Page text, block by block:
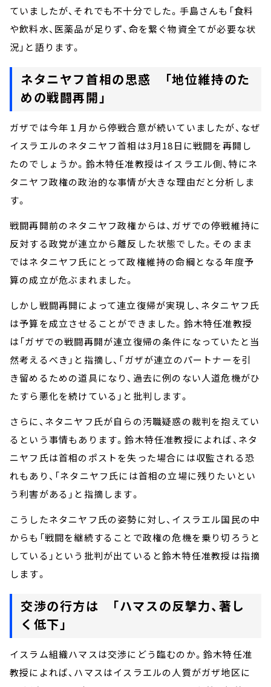
ていましたが、それでも不十分でした。手島さんも「食料
や飲料水、医薬品が足りず、命を繋ぐ物資全てが必要な状
況」と語ります。
ネタニヤフ首相の思惑 「地位維持のた
めの戦闘再開」
ガザでは今年１月から停戦合意が続いていましたが、なぜ
イスラエルのネタニヤフ首相は3月18日に戦闘を再開し
たのでしょうか。鈴木特任准教授はイスラエル側、特にネ
タニヤフ政権の政治的な事情が大きな理由だと分析しま
す。
戦闘再開前のネタニヤフ政権からは、ガザでの停戦維持に
反対する政党が連立から離反した状態でした。そのまま
ではネタニヤフ氏にとって政権維持の命綱となる年度予
算の成立が危ぶまれました。
しかし戦闘再開によって連立復帰が実現し、ネタニヤフ氏
は予算を成立させることができました。鈴木特任准教授
は「ガザでの戦闘再開が連立復帰の条件になっていたと当
然考えるべき」と指摘し、「ガザが連立のパートナーを引
き留めるための道具になり、過去に例のない人道危機がひ
たすら悪化を続けている」と批判します。
さらに、ネタニヤフ氏が自らの汚職疑惑の裁判を抱えてい
るという事情もあります。鈴木特任准教授によれば、ネタ
ニヤフ氏は首相のポストを失った場合には収監される恐
れもあり、「ネタニヤフ氏には首相の立場に残りたいとい
う利害がある」と指摘します。
こうしたネタニヤフ氏の姿勢に対し、イスラエル国民の中
からも「戦闘を継続することで政権の危機を乗り切ろうと
している」という批判が出ていると鈴木特任准教授は指摘
します。
交渉の行方は 「ハマスの反撃力、著し
く低下」
イスラム組織ハマスは交渉にどう臨むのか。鈴木特任准
教授によれば、ハマスはイスラエルの人質がガザ地区に